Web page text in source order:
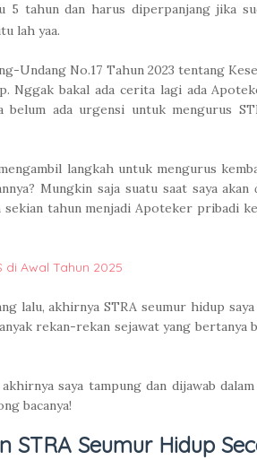
5 tahun dan harus diperpanjang jika
lah yaa.
Undang No.17 Tahun 2023 tentang
Nggak bakal ada cerita lagi ada
belum ada urgensi untuk mengurus
langkah untuk mengurus
Mungkin saja suatu saat saya akan
tahun menjadi Apoteker pribadi
di Awal Tahun 2025
lalu, akhirnya STRA seumur hidup
rekan-rekan sejawat yang bertanya
saya tampung dan dijawab
bacanya!
STRA Seumur Hidup